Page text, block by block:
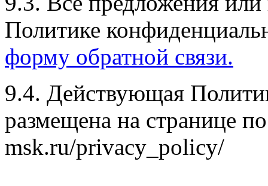
Политике
форму обратной связи.
9.4. Действующая
размещена на странице
msk.ru/privacy_policy/